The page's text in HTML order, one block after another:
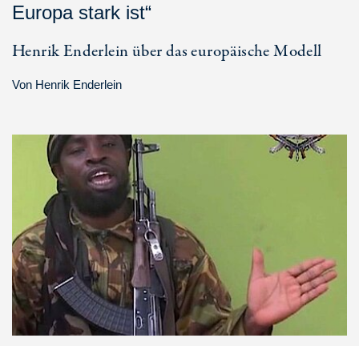
Europa stark ist“
Henrik Enderlein über das europäische Modell
Von Henrik Enderlein